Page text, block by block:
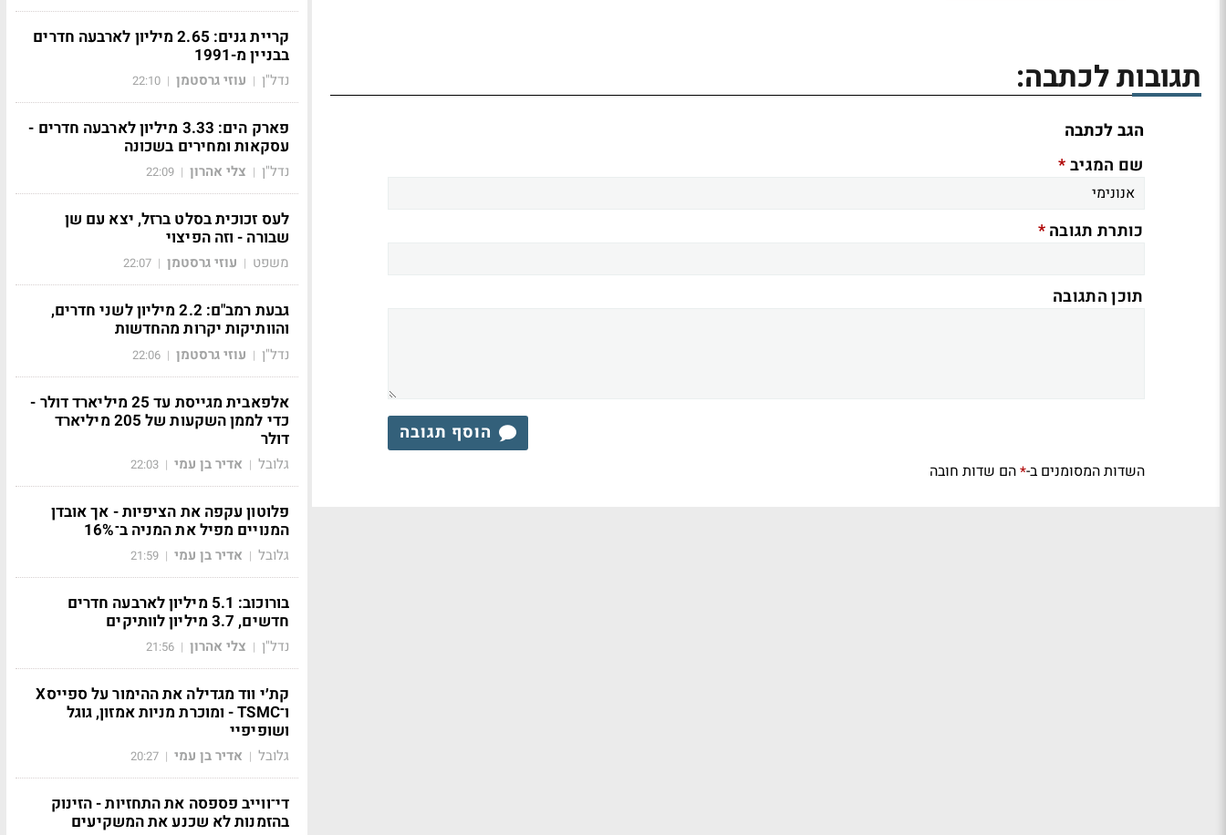
תגובות לכתבה:
הגב לכתבה
שם המגיב*
כותרת תגובה*
תוכן התגובה
הוסף תגובה
השדות המסומנים ב-*הם שדות חובה
קריית גנים: 2.65 מיליון לארבעה חדרים
בבניין מ-1991
נדל"ן | עוזי גרסטמן |
22:10
פארק הים: 3.33 מיליון לארבעה חדרים -
עסקאות ומחירים בשכונה
נדל"ן | צלי אהרון |
22:09
לעס זכוכית בסלט ברזל, יצא עם שן
שבורה - וזה הפיצוי
משפט | עוזי גרסטמן |
22:07
גבעת רמב"ם: 2.2 מיליון לשני חדרים,
והוותיקות יקרות מהחדשות
נדל"ן | עוזי גרסטמן |
22:06
אלפאבית מגייסת עד 25 מיליארד דולר -
כדי לממן השקעות של 205 מיליארד
דולר
גלובל | אדיר בן עמי |
22:03
פלוטון עקפה את הציפיות - אך אובדן
המנויים מפיל את המניה ב־16%
גלובל | אדיר בן עמי |
21:59
בורוכוב: 5.1 מיליון לארבעה חדרים
חדשים, 3.7 מיליון לוותיקים
נדל"ן | צלי אהרון |
21:56
קת׳י ווד מגדילה את ההימור על ספייסX
ו־TSMC - ומוכרת מניות אמזון, גוגל
ושופיפיי
גלובל | אדיר בן עמי |
20:27
די־ווייב פספסה את התחזיות - הזינוק
בהזמנות לא שכנע את המשקיעים